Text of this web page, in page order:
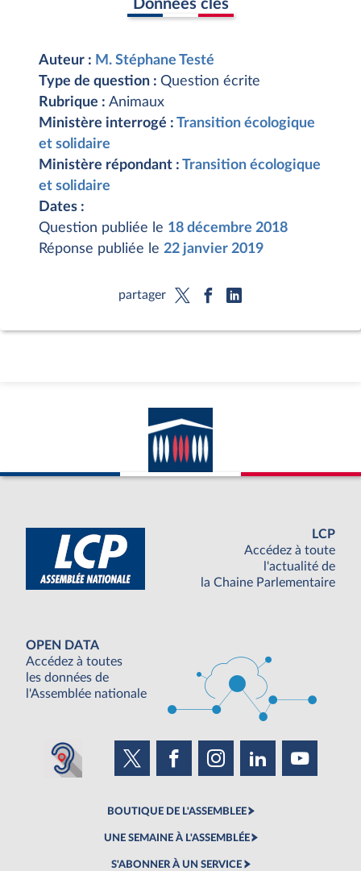
Données clés
Auteur : M. Stéphane Testé
Type de question : Question écrite
Rubrique : Animaux
Ministère interrogé : Transition écologique
et solidaire
Ministère répondant : Transition écologique
et solidaire
Dates :
Question publiée le 18 décembre 2018
Réponse publiée le 22 janvier 2019
partager
LCP
Accédez à toute
l'actualité de
la Chaine Parlementaire
OPEN DATA
Accédez à toutes
les données de
l'Assemblée nationale
BOUTIQUE DE L'ASSEMBLEE
UNE SEMAINE À L'ASSEMBLÉE
S'ABONNER À UN SERVICE